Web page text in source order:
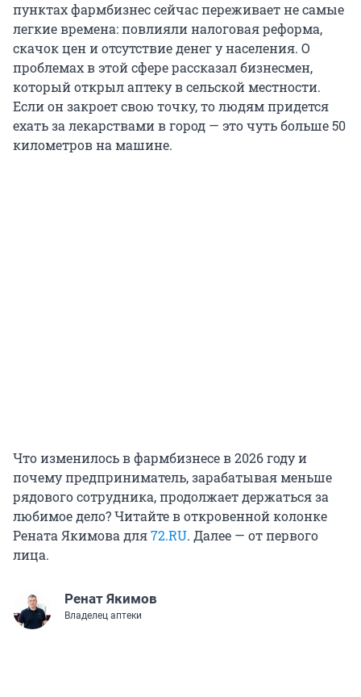
пунктах фармбизнес сейчас переживает не самые
легкие времена: повлияли налоговая реформа,
скачок цен и отсутствие денег у населения. О
проблемах в этой сфере рассказал бизнесмен,
который открыл аптеку в сельской местности.
Если он закроет свою точку, то людям придется
ехать за лекарствами в город — это чуть больше 50
километров на машине.
Что изменилось в фармбизнесе в 2026 году и
почему предприниматель, зарабатывая меньше
рядового сотрудника, продолжает держаться за
любимое дело? Читайте в откровенной колонке
Рената Якимова для72.RU. Далее — от первого
лица.
Ренат Якимов
Владелец аптеки